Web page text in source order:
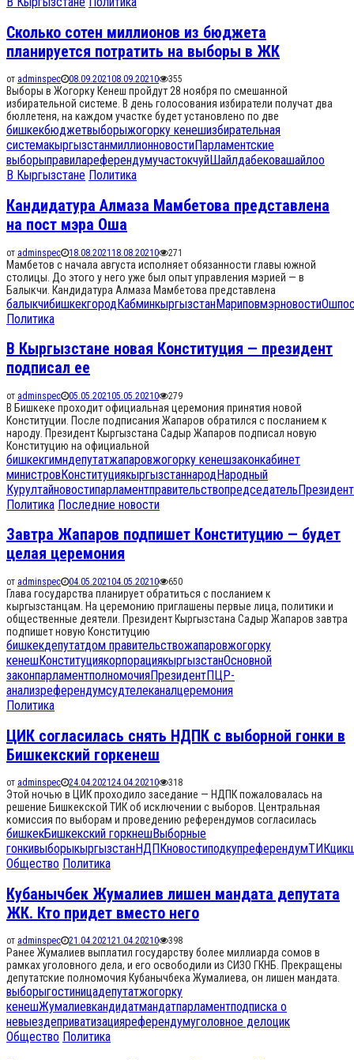
Сколько сотен миллионов из бюджета
планируется потратить на выборы в ЖК
от adminspec 08.09.202108.09.20210 355
Выборы в Жогорку Кенеш пройдут 28 ноября по смешанной
избирательной системе. В день голосования избиратели получат два
бюллетеня, на каждом участке будет установлено по две
бишкекбюджетвыборыжогорку кенешизбирательная
системакыргызстанмиллионновостиПарламентские
выборыправилареферендумучастокчуйШайлдабековашайлоо
В Кыргызстане Политика
Кандидатура Алмаза Мамбетова представлена
на пост мэра Оша
от adminspec 18.08.2021 18.08.20210 271
Мамбетов с начала августа исполняет обязанности главы южной
столицы. До этого у него уже был опыт управления мэрией — в
Балыкчи. Кандидатура Алмаза Мамбетова представлена
балыкчибишкекгородКабминкыргызстанМариповмэрновостиОш
Политика
В Кыргызстане новая Конституция — президент
подписал ее
от adminspec 05.05.202105.05.20210 279
В Бишкеке проходит официальная церемония принятия новой
Конституции. После подписания Жапаров обратился с посланием к
народу. Президент Кыргызстана Садыр Жапаров подписал новую
Конституцию на официальной
бишкекгимндепутатжапаровжогорку кенешзаконкабинет
министровКонституциякыргызстаннародНародный
КурултайновостипарламентправительствопредседательПрезидент
Политика Последние новости
Завтра Жапаров подпишет Конституцию — будет
целая церемония
от adminspec 04.05.202104.05.20210 650
Глава государства планирует обратиться с посланием к
кыргызстанцам. На церемонию приглашены первые лица, политики и
общественные деятели. Президент Кыргызстана Садыр Жапаров завтра
подпишет новую Конституцию
бишкекдепутатдом правительствожапаровжогорку
кенешКонституциякорпорациякыргызстанОсновной
законпарламентполномочияПрезидентПЦР-
анализреферендумсудтелеканалцеремония
Политика
ЦИК согласилась снять НДПК с выборной гонки в
Бишкекский горкенеш
от adminspec 24.04.202124.04.20210 318
Этой ночью в ЦИК проходило заседание — НДПК пожаловалась на
решение Бишкекской ТИК об исключении с выборов. Центральная
комиссия по выборам и проведению референдумов согласилась
бишкекБишкекский горкнешВыборные
гонкивыборыкыргызстанНДПКновостиподкупреферендумТИКцик
Общество Политика
Кубанычбек Жумалиев лишен мандата депутата
ЖК. Кто придет вместо него
от adminspec 21.04.202121.04.20210 398
Ранее Жумалиев выплатил государству более миллиарда сомов в
рамках уголовного дела, и его освободили из СИЗО ГКНБ. Прекращены
депутатские полномочия Кубанычбека Жумалиева, он лишен мандата.
выборыгостиницадепутатжогорку
кенешЖумалиевкандидатмандатпарламентподписка о
невыездеприватизацияреферендумуголовное делоцик
Общество Политика